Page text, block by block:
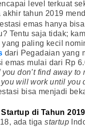
level terkuat
akhir tahun 2019
emas hanya
Tentu saja tidak;
paling kecil
dari Pegadaian yang
emas mulai dari Rp
you don’t find away to
will work until you
bisa menjadi
di Tahun 2019
ada tigastartup